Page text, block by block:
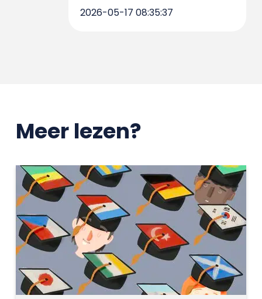
2026-05-17 08:35:37
Meer lezen?